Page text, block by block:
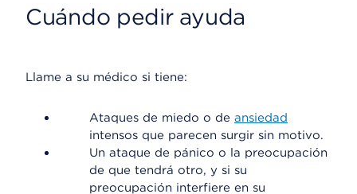
Cuándo pedir ayuda
Llame a su médico si tiene:
Ataques de miedo o de ansiedad
intensos que parecen surgir sin motivo.
Un ataque de pánico o la preocupación
de que tendrá otro, y si su
preocupación interfiere en su